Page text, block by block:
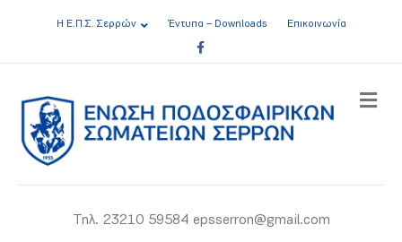
Η Ε.Π.Σ. Σερρών Έντυπα – Downloads
Επικοινωνία
Facebook
Τηλ. 23210 59584 epsserron@gmail.com